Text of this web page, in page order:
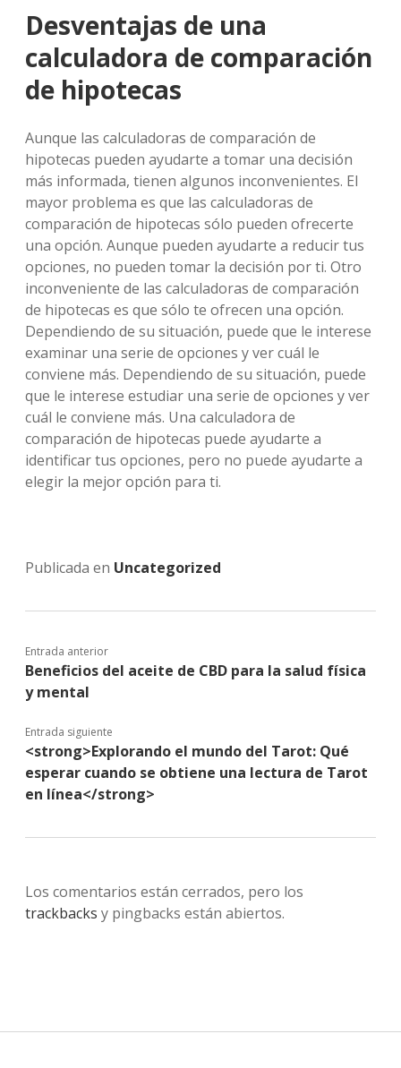
Desventajas de una
calculadora de comparación
de hipotecas
Aunque las calculadoras de comparación de
hipotecas pueden ayudarte a tomar una decisión
más informada, tienen algunos inconvenientes. El
mayor problema es que las calculadoras de
comparación de hipotecas sólo pueden ofrecerte
una opción. Aunque pueden ayudarte a reducir tus
opciones, no pueden tomar la decisión por ti. Otro
inconveniente de las calculadoras de comparación
de hipotecas es que sólo te ofrecen una opción.
Dependiendo de su situación, puede que le interese
examinar una serie de opciones y ver cuál le
conviene más. Dependiendo de su situación, puede
que le interese estudiar una serie de opciones y ver
cuál le conviene más. Una calculadora de
comparación de hipotecas puede ayudarte a
identificar tus opciones, pero no puede ayudarte a
elegir la mejor opción para ti.
Publicada en Uncategorized
Entrada anterior
Beneficios del aceite de CBD para la salud física
y mental
Entrada siguiente
<strong>Explorando el mundo del Tarot: Qué
esperar cuando se obtiene una lectura de Tarot
en línea</strong>
Los comentarios están cerrados, pero los
trackbacks y pingbacks están abiertos.